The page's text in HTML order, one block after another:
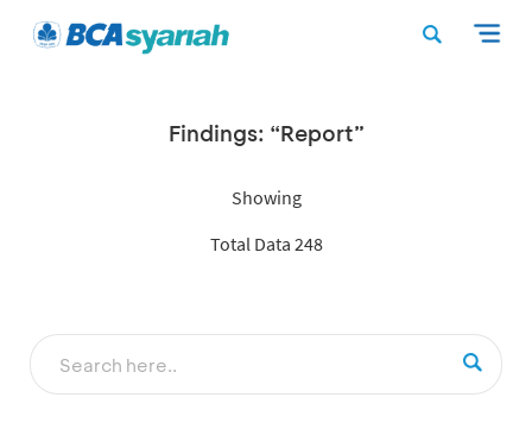
Findings: “Report”
Showing
Total Data 248